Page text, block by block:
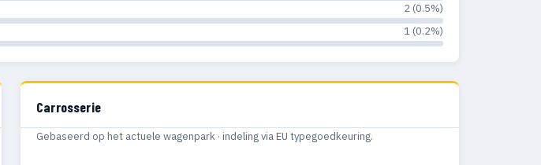
2 (0.5%)
1 (0.2%)
Carrosserie
Gebaseerd op het actuele wagenpark · indeling via EU typegoedkeuring.